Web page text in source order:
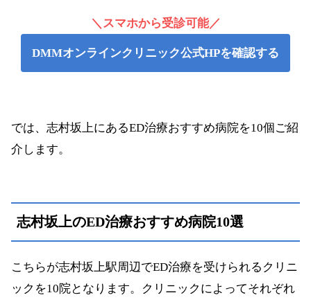
DMMポイント支払い可
オンライン診療のみ（24時
飲み比べプランあり（1セ
＼スマホから受診可能／
DMMオンラインクリニック公式HPを確認する
では、志村坂上にあるED治療おすすめ病院を10個ご紹
介します。
志村坂上のED治療おすすめ病院10選
こちらが志村坂上駅周辺でED治療を受けられるクリニ
ックを10院となります。クリニックによってそれぞれ